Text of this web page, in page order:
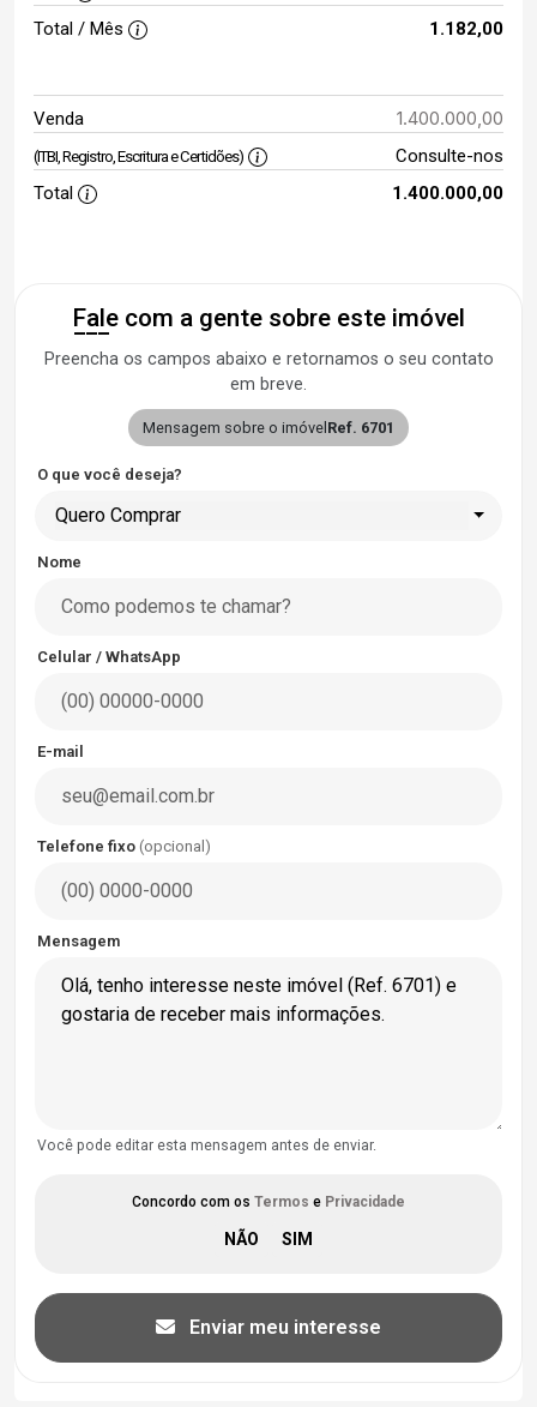
Total / Mês
1.182,00
Venda 1.400.000,00
(ITBI, Registro, Escritura e Certidões)
Consulte-nos
Total
1.400.000,00
Fale com a gente sobre este imóvel
Preencha os campos abaixo e retornamos o seu contato
em breve.
Mensagem sobre o imóvel Ref. 6701
O que você deseja?
Quero Comprar
Nome
Celular / WhatsApp
E-mail
Telefone fixo (opcional)
Mensagem
Você pode editar esta mensagem antes de enviar.
Concordo com os Termos e Privacidade
Enviar meu interesse